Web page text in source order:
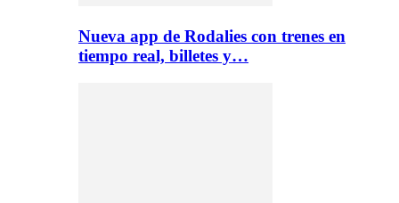
Nueva app de Rodalies con trenes en
tiempo real, billetes y…